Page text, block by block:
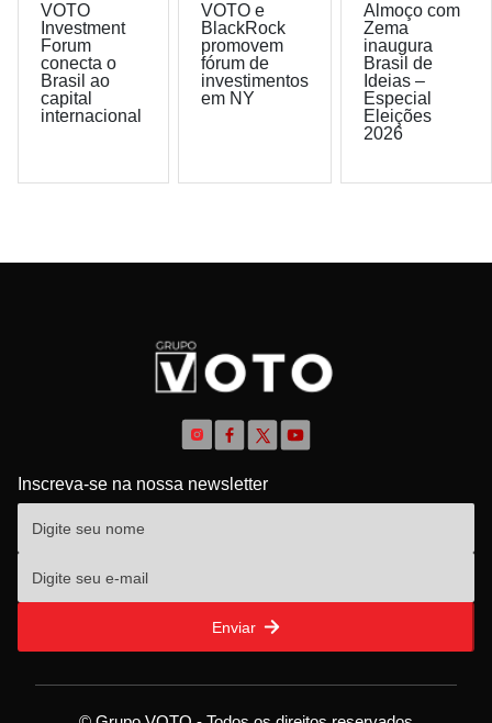
VOTO
Investment
Forum
conecta o
Brasil ao
capital
internacional
VOTO e
BlackRock
promovem
fórum de
investimentos
em NY
Almoço com
Zema
inaugura
Brasil de
Ideias –
Especial
Eleições
2026
Inscreva-se na nossa newsletter
Enviar